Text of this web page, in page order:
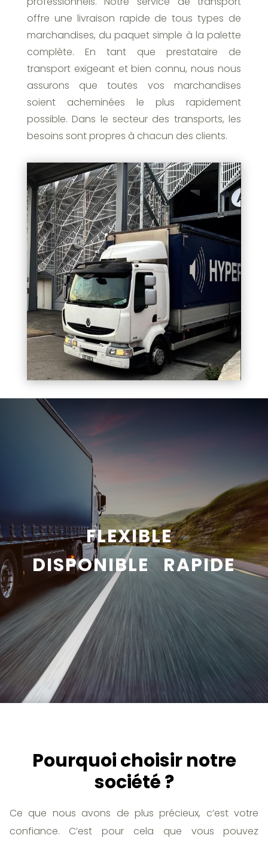
offre une livraison rapide de tous types de
marchandises, du paquet simple à la palette
complète. En tant que prestataire de
transport exigeant et bien connu, nous nous
assurons que toutes vos marchandises
soient acheminées le plus rapidement
possible. Dans le secteur des transports, les
besoins sont propres à chacun des clients.
FLEXIBLE
DISPONIBLE RAPIDE
Pourquoi choisir notre
société ?
Ce que nous avons de plus précieux, c’est votre
confiance. C’est pour cela que vous pouvez